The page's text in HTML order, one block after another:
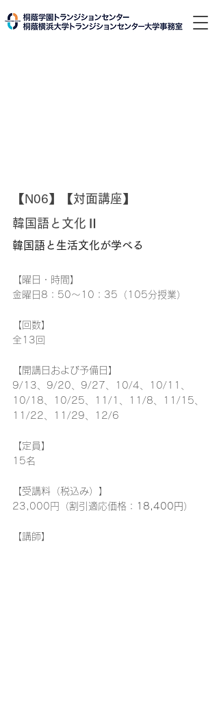
【N06】【対面講座】
韓国語と文化Ⅱ
韓国語と生活文化が学べる
【曜日・時間】
金曜日 8：50～10：35 （105分授業）
【回数】
全13回
【開講日および予備日】
9/13、9/20、9/27、10/4、10/11、
10/18、10/25、11/1、11/8、11/15、
11/22、11/29、12/6
【定員】
15名
【受講料（税込み）】
23,000円
（割引適応価格： 18,400円 ）
【講師】